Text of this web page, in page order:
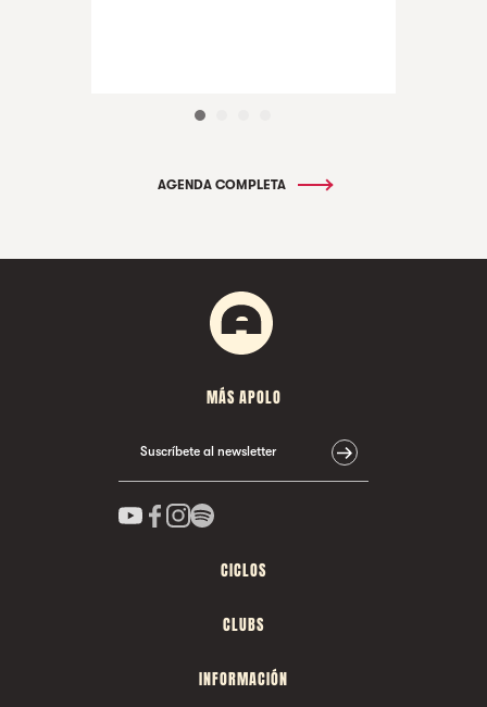
AGENDA COMPLETA
MÁS APOLO
Suscríbete al newsletter
CICLOS
CLUBS
INFORMACIÓN